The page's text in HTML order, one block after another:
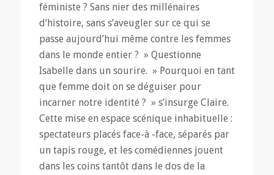
féministe ? Sans nier des millénaires
d’histoire, sans s’aveugler sur ce qui se
passe aujourd’hui même contre les femmes
dans le monde entier ? » Questionne
Isabelle dans un sourire. » Pourquoi en tant
que femme doit on se déguiser pour
incarner notre identité ? » s’insurge Claire.
Cette mise en espace scénique inhabituelle :
spectateurs placés face-à -face, séparés par
un tapis rouge, et les comédiennes jouent
dans les coins tantôt dans le dos de la